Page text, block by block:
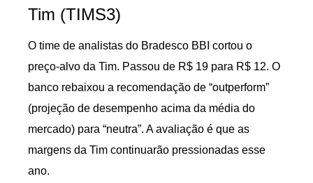
Tim (TIMS3)
O time de analistas do Bradesco BBI cortou o
preço-alvo da Tim. Passou de R$ 19 para R$ 12. O
banco rebaixou a recomendação de “outperform”
(projeção de desempenho acima da média do
mercado) para “neutra”. A avaliação é que as
margens da Tim continuarão pressionadas esse
ano.